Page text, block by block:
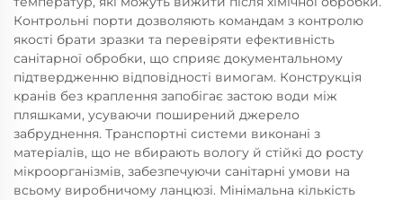
Контрольні порти дозволяють командам з контролю
якості брати зразки та перевіряти ефективність
санітарної обробки, що сприяє документальному
підтвердженню відповідності вимогам. Конструкція
кранів без краплення запобігає застою води між
пляшками, усуваючи поширений джерело
забруднення. Транспортні системи виконані з
матеріалів, що не вбирають вологу й стійкі до росту
мікроорганізмів, забезпечуючи санітарні умови на
всьому виробничому ланцюзі. Мінімальна кількість